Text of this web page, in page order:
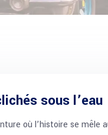
sous l’eau
où l’histoire se